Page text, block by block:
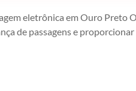
eletrônica em Ouro Preto
de passagens e